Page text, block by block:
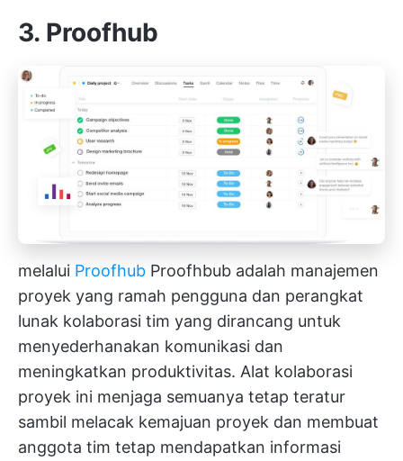
3. Proofhub
melalui Proofhub Proofhbub adalah manajemen
proyek yang ramah pengguna dan perangkat
lunak kolaborasi tim yang dirancang untuk
menyederhanakan komunikasi dan
meningkatkan produktivitas. Alat kolaborasi
proyek ini menjaga semuanya tetap teratur
sambil melacak kemajuan proyek dan membuat
anggota tim tetap mendapatkan informasi